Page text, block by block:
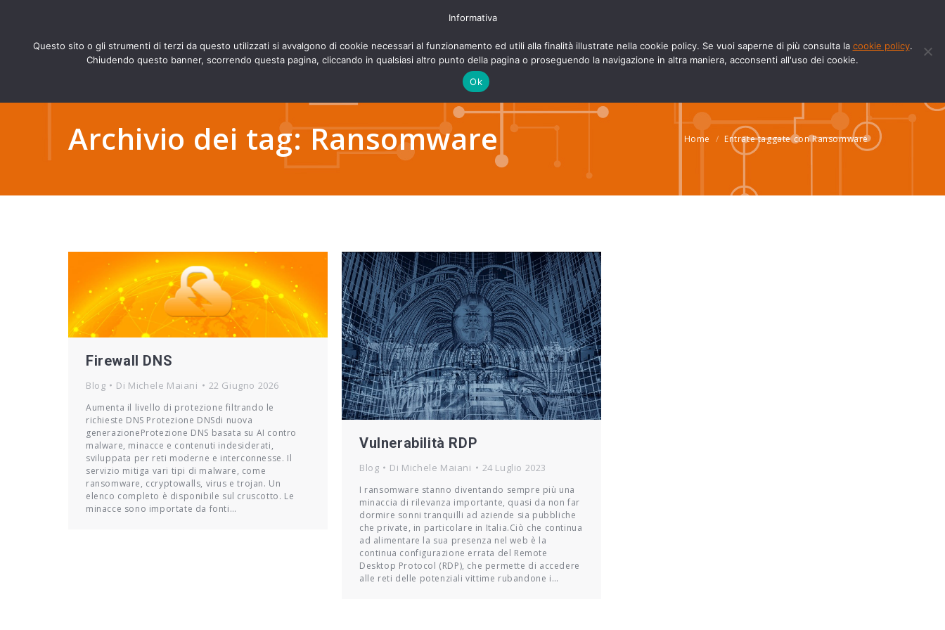
opensopens
Azienda Servizi Know-how Blog Contatti Fatture e Documenti
Archivio dei tag:Ransomware Tu sei qui:
Home Entrate taggate con Ransomware
Firewall DNS
Blog Di Michele Maiani 22 Giugno 2026
Aumenta il livello di protezione filtrando le
richieste DNS Protezione DNSdi nuova
generazioneProtezione DNS basata su AI contro
malware, minacce e contenuti indesiderati,
sviluppata per reti moderne e interconnesse. Il
servizio mitiga vari tipi di malware, come
ransomware, ccryptowalls, virus e trojan. Un
elenco completo è disponibile sul cruscotto. Le
minacce sono importate da fonti…
Vulnerabilità RDP
Blog Di Michele Maiani 24 Luglio 2023
I ransomware stanno diventando sempre più una
minaccia di rilevanza importante, quasi da non far
dormire sonni tranquilli ad aziende sia pubbliche
che private, in particolare in Italia.Ciò che continua
ad alimentare la sua presenza nel web è la
continua configurazione errata del Remote
Desktop Protocol (RDP), che permette di accedere
alle reti delle potenziali vittime rubandone i…
Informativa
Questo sito o gli strumenti di terzi da questo utilizzati si avvalgono di cookie necessari al funzionamento ed utili alla finalità illustrate nella cookie policy. Se vuoi saperne di più consulta la cookie policy.
Chiudendo questo banner, scorrendo questa pagina, cliccando in qualsiasi altro punto della pagina o proseguendo la navigazione in altra maniera, acconsenti all'uso dei cookie.
Ok